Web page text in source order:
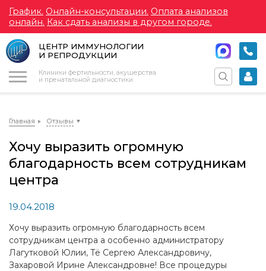
График. Онлайн-консультации. Оплата анализов
онлайн. Как сдать анализы в другом городе.
ЦЕНТР ИММУНОЛОГИИ
И РЕПРОДУКЦИИ
Клиники фертильности, акушерства
и пренатальной диагностики
Главная Отзывы
Хочу выразить огромную
благодарность всем сотрудникам
центра
19.04.2018
Хочу выразить огромную благодарность всем
сотрудникам центра а особенно администратору
Лагутковой Юлии, Тё Сергею Александровичу,
Захаровой Ирине Александровне! Все процедуры